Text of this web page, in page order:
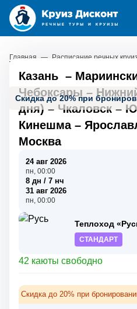
Главная — Расписание речных
Скидка до 20% при
Казань –
Чебоксары –
дня) – Чкаловск –
Кинешма–
Москва
24 авг 2026
пн, 00:00
8 дн / 7 нч
31 авг 2026
пн, 00:00
Теплоход
СТАНДАРТ
42 каюты свободно
Скидка до 20% при